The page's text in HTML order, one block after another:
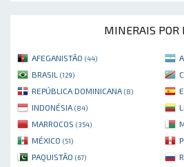
MINERAIS POR
AFEGANISTÃO (44)
BRASIL (129)
REPÚBLICA DOMINICANA (8)
INDONÉSIA (84)
MARROCOS (354)
MÉXICO (51)
PAQUISTÃO (67)